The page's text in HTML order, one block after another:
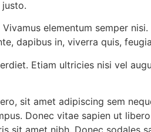
elementum semper
dapibus in, viverra quis,
Etiam ultricies nisi vel
sit amet adipiscing sem
Donec vitae sapien ut
sit amet nibh. Donec sodales